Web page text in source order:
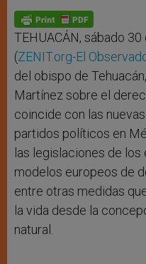
p
p
g
e
r
o
k
TEHUACÁN, sábado
(ZENIT.org-El
del obispo de
Martínez sobre el
coincide con las
partidos políticos en
las legislaciones de
modelos europeos de
entre otras medidas
la vida desde la
natural.